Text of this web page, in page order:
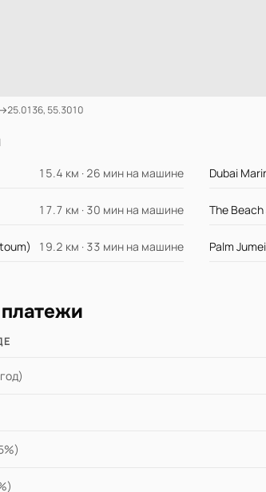
25.0136, 55.3010
15.4 км · 26 мин на машине Dubai
17.7 км · 30 мин на машине The Beach
19.2 км · 33 мин на машине Palm